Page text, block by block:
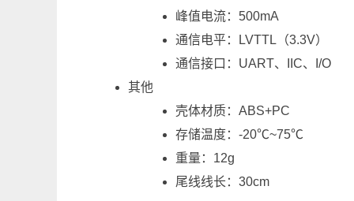
峰值电流：500mA
通信电平：LVTTL（3.3V）
通信接口：UART、IIC、I/O
其他
壳体材质：ABS+PC
存储温度：-20℃~75℃
重量：12g
尾线线长：30cm